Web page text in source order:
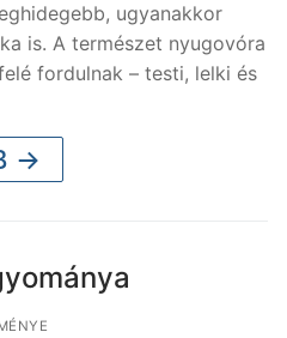
ugyanakkor
is. A természet nyugovóra
fordulnak – testi, lelki és
→